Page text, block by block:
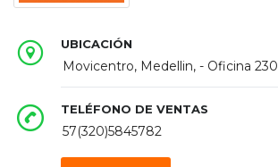
UBICACIÓN
Movicentro, Medellin, - Oficina 230
TELÉFONO DE VENTAS
57(320)5845782